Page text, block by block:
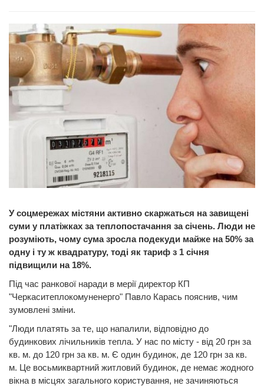
У соцмережах містяни активно скаржаться на завищені
суми у платіжках за теплопостачання за січень. Люди не
розуміють, чому сума зросла подекуди майже на 50% за
одну і ту ж квадратуру, тоді як тариф з 1 січня
підвищили на 18%.
Під час ранкової наради в мерії директор КП
"Черкаситеплокомуненерго" Павло Карась пояснив, чим
зумовлені зміни.
"Люди платять за те, що напалили, відповідно до
будинкових лічильників тепла. У нас по місту - від 20 грн за
кв. м. до 120 грн за кв. м. Є один будинок, де 120 грн за кв.
м. Це восьмиквартний житловий будинок, де немає жодного
вікна в місцях загального користування, не зачиняються